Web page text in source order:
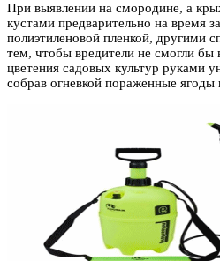
При выявлении на смородине, а
кустами предварительно на время
полиэтиленовой пленкой, другими
тем, чтобы вредители не смогли бы
цветения садовых культур руками
собрав огневкой пораженные ягоды